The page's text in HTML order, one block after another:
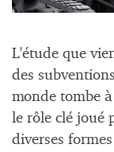
L'étude que
des
monde tombe
le rôle clé joué
diverses